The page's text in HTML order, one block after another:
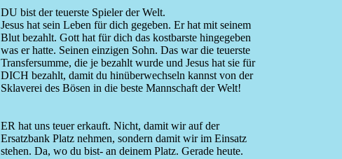
DU bist der teuerste Spieler der Welt.
Jesus hat sein Leben für dich gegeben. Er hat mit seinem
Blut bezahlt. Gott hat für dich das kostbarste hingegeben
was er hatte. Seinen einzigen Sohn. Das war die teuerste
Transfersumme, die je bezahlt wurde und Jesus hat sie für
DICH bezahlt, damit du hinüberwechseln kannst von der
Sklaverei des Bösen in die beste Mannschaft der Welt!
ER hat uns teuer erkauft. Nicht, damit wir auf der
Ersatzbank Platz nehmen, sondern damit wir im Einsatz
stehen. Da, wo du bist- an deinem Platz. Gerade heute.